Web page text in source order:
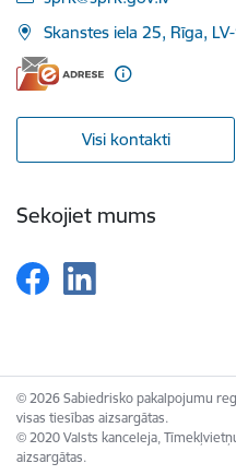
Skanstes iela 25, Rīga,
Visi kontakti
Sekojiet mums
© 2026 Sabiedrisko pakalpojumu
visas tiesības aizsargātas.
© 2020 Valsts kanceleja,
aizsargātas.